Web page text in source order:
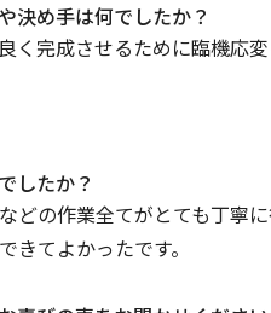
決め手は何でしたか？
く完成させるために臨機応
したか？
の作業全てがとても丁寧に
てよかったです。